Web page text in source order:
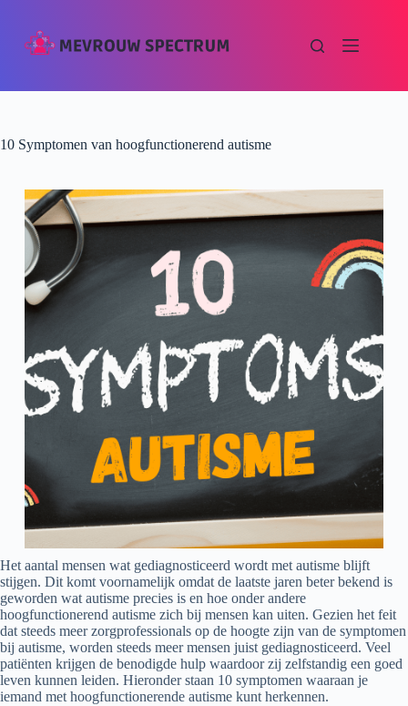
10 Symptomen van hoogfunctionerend autisme
Het aantal mensen wat gediagnosticeerd wordt met autisme blijft
stijgen. Dit komt voornamelijk omdat de laatste jaren beter bekend is
geworden wat autisme precies is en hoe onder andere
hoogfunctionerend autisme zich bij mensen kan uiten. Gezien het feit
dat steeds meer zorgprofessionals op de hoogte zijn van de symptomen
bij autisme, worden steeds meer mensen juist gediagnosticeerd. Veel
patiënten krijgen de benodigde hulp waardoor zij zelfstandig een goed
leven kunnen leiden. Hieronder staan 10 symptomen waaraan je
iemand met hoogfunctionerende autisme kunt herkennen.